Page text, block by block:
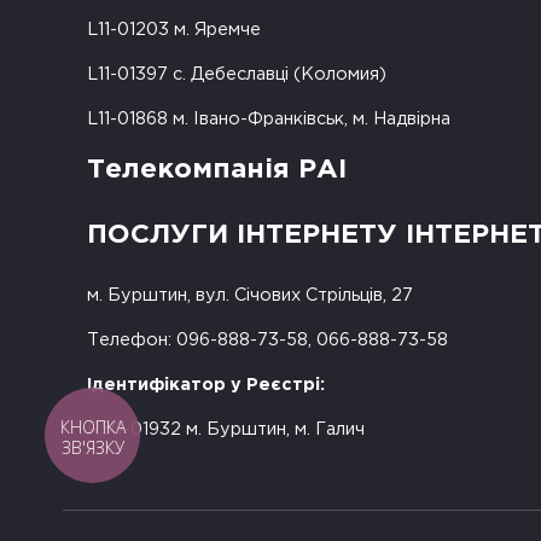
L11-01203 м. Яремче
L11-01397 с. Дебеславці (Коломия)
L11-01868 м. Івано-Франківськ, м. Надвірна
Телекомпанія РАІ
ПОСЛУГИ ІНТЕРНЕТУ
м. Бурштин, вул. Січових Стрільців, 27
Телефон: 096-888-73-58, 066-888-73-58
Ідентифікатор у Реєстрі:
R50-01932 м. Бурштин, м. Галич
КНОПКА
ЗВ'ЯЗКУ